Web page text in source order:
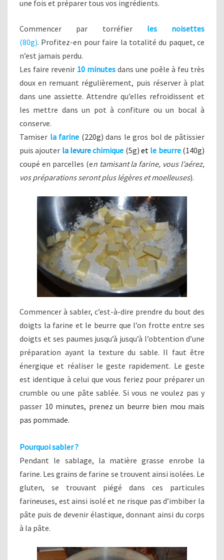
une fois et préparer tous vos ingrédients.
Commencer par torréfier les noisettes
(80g). Profitez-en pour faire la totalité du paquet, ce
n’est jamais perdu.
Les faire revenir 10 minutes dans une poêle à feu très
doux en remuant régulièrement, puis réserver à plat
dans une assiette. Attendre qu’elles refroidissent et
les mettre dans un pot à confiture ou un bocal à
conserve.
Tamiser la farine (220g)dans le gros bol de pâtissier
puis ajouter la levurechimique (5g) et le beurre(140g)
coupé en parcelles (en tamisant la farine, vous l’aérez,
vos préparations seront plus légères et moelleuses).
Commencer à sabler, c’est-à-dire prendre du bout des
doigts la farine et le beurre que l’on frotte entre ses
doigts et ses paumes jusqu’à jusqu’à l’obtention d’une
préparation ayant la texture du sable. Il faut être
énergique et réaliser le geste rapidement. Le geste
est identique à celui que vous feriez pour préparer un
crumble ou une pâte sablée. Si vous ne voulez pas y
passer 10 minutes, prenez un beurre bien mou mais
pas pommade.
Pourquoi sabler ?
Pendant le sablage, la matière grasse enrobe la
farine. Les grains de farine se trouvent ainsi isolées. Le
gluten, se trouvant piégé dans ces particules
farineuses, est ainsi isolé et ne risque pas d’imbiber la
pâte puis de devenir élastique, donnant ainsi du corps
à la pâte.